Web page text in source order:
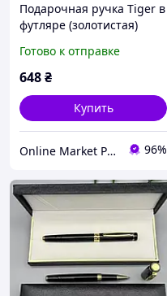
Подарочная ручка Tiger в
футляре (золотистая)
Готово к отправке
648₴
Купить
Online Market Plus 96%